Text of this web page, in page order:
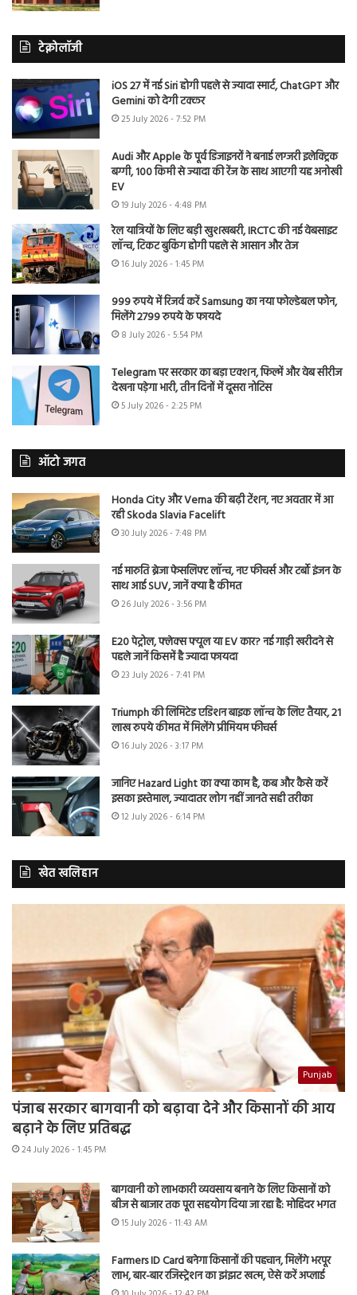
टेक्नोलॉजी
iOS 27 में नई Siri होगी पहले से ज्यादा स्मार्ट, ChatGPT और
Gemini को देगी टक्कर
25 July 2026 - 7:52 PM
Audi और Apple के पूर्व डिजाइनरों ने बनाई लग्जरी इलेक्ट्रिक
बग्गी, 100 किमी से ज्यादा की रेंज के साथ आएगी यह अनोखी
EV
19 July 2026 - 4:48 PM
रेल यात्रियों के लिए बड़ी खुशखबरी, IRCTC की नई वेबसाइट
लॉन्च, टिकट बुकिंग होगी पहले से आसान और तेज
16 July 2026 - 1:45 PM
999 रुपये में रिजर्व करें Samsung का नया फोल्डेबल फोन,
मिलेंगे 2799 रुपये के फायदे
8 July 2026 - 5:54 PM
Telegram पर सरकार का बड़ा एक्शन, फिल्में और वेब सीरीज
देखना पड़ेगा भारी, तीन दिनों में दूसरा नोटिस
5 July 2026 - 2:25 PM
ऑटो जगत
Honda City और Verna की बढ़ी टेंशन, नए अवतार में आ
रही Skoda Slavia Facelift
30 July 2026 - 7:48 PM
नई मारुति ब्रेजा फेसलिफ्ट लॉन्च, नए फीचर्स और टर्बो इंजन के
साथ आई SUV, जानें क्या है कीमत
26 July 2026 - 3:56 PM
E20 पेट्रोल, फ्लेक्स फ्यूल या EV कार? नई गाड़ी खरीदने से
पहले जानें किसमें है ज्यादा फायदा
23 July 2026 - 7:41 PM
Triumph की लिमिटेड एडिशन बाइक लॉन्च के लिए तैयार, 21
लाख रुपये कीमत में मिलेंगे प्रीमियम फीचर्स
16 July 2026 - 3:17 PM
जानिए Hazard Light का क्या काम है, कब और कैसे करें
इसका इस्तेमाल, ज्यादातर लोग नहीं जानते सही तरीका
12 July 2026 - 6:14 PM
खेत खलिहान
Punjab
पंजाब सरकार बागवानी को बढ़ावा देने और किसानों की आय
बढ़ाने के लिए प्रतिबद्ध
24 July 2026 - 1:45 PM
बागवानी को लाभकारी व्यवसाय बनाने के लिए किसानों को
बीज से बाजार तक पूरा सहयोग दिया जा रहा है: मोहिंदर भगत
15 July 2026 - 11:43 AM
Farmers ID Card बनेगा किसानों की पहचान, मिलेंगे भरपूर
लाभ, बार-बार रजिस्ट्रेशन का झंझट खत्म, ऐसे करें अप्लाई